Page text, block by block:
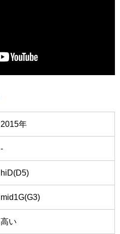
2015年
-
hiD(D5)
mid1G(G3)
高い